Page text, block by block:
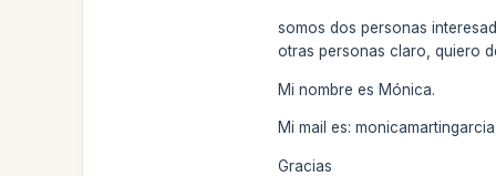
somos dos personas
otras personas claro, quiero
Mi nombre es Mónica.
Mi mail es:
Gracias